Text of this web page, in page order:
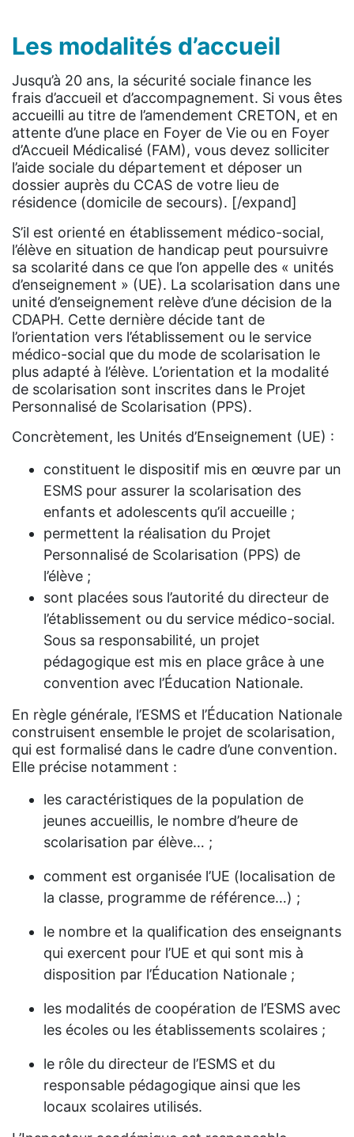
Les modalités d’accueil
Jusqu’à 20 ans, la sécurité sociale finance les
frais d’accueil et d’accompagnement. Si vous êtes
accueilli au titre de l’amendement CRETON, et en
attente d’une place en Foyer de Vie ou en Foyer
d’Accueil Médicalisé (FAM), vous devez solliciter
l’aide sociale du département et déposer un
dossier auprès du CCAS de votre lieu de
résidence (domicile de secours). [/expand]
S’il est orienté en établissement médico-social,
l’élève en situation de handicap peut poursuivre
sa scolarité dans ce que l’on appelle des « unités
d’enseignement » (UE). La scolarisation dans une
unité d’enseignement relève d’une décision de la
CDAPH. Cette dernière décide tant de
l’orientation vers l’établissement ou le service
médico-social que du mode de scolarisation le
plus adapté à l’élève. L’orientation et la modalité
de scolarisation sont inscrites dans le Projet
Personnalisé de Scolarisation (PPS).
Concrètement, les Unités d’Enseignement (UE) :
constituent le dispositif mis en œuvre par un
ESMS pour assurer la scolarisation des
enfants et adolescents qu’il accueille ;
permettent la réalisation du Projet
Personnalisé de Scolarisation (PPS) de
l’élève ;
sont placées sous l’autorité du directeur de
l’établissement ou du service médico-social.
Sous sa responsabilité, un projet
pédagogique est mis en place grâce à une
convention avec l’Éducation Nationale.
En règle générale, l’ESMS et l’Éducation Nationale
construisent ensemble le projet de scolarisation,
qui est formalisé dans le cadre d’une convention.
Elle précise notamment :
les caractéristiques de la population de
jeunes accueillis, le nombre d’heure de
scolarisation par élève… ;
comment est organisée l’UE (localisation de
la classe, programme de référence…) ;
le nombre et la qualification des enseignants
qui exercent pour l’UE et qui sont mis à
disposition par l’Éducation Nationale ;
les modalités de coopération de l’ESMS avec
les écoles ou les établissements scolaires ;
le rôle du directeur de l’ESMS et du
responsable pédagogique ainsi que les
locaux scolaires utilisés.